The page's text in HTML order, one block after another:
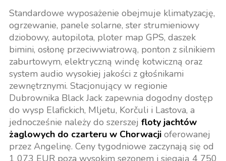
Standardowe wyposażenie obejmuje klimatyzację,
ogrzewanie, panele solarne, ster strumieniowy
dziobowy, autopilota, ploter map GPS, daszek
bimini, osłonę przeciwwiatrową, ponton z silnikiem
zaburtowym, elektryczną windę kotwiczną oraz
system audio wysokiej jakości z głośnikami
zewnętrznymi. Stacjonujący w regionie
Dubrownika Black Jack zapewnia dogodny dostęp
do wysp Elafickich, Mljetu, Korčuli i Lastova, a
jednocześnie należy do szerszej floty jachtów
żaglowych do czarteru w Chorwacjioferowanej
przez Angelinę. Ceny tygodniowe zaczynają się od
1 073 EUR poza wysokim sezonem i sięgają 4 750